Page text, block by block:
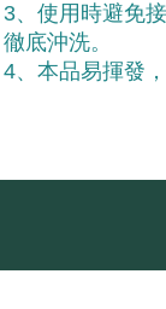
3、使用時避免
徹底沖洗。
4、本品易揮發